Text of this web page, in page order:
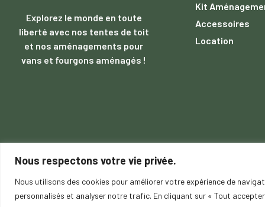
Nous respectons votre vie privée.
Nous utilisons des cookies pour améliorer votre expérience de
personnalisés et analyser notre trafic. En cliquant sur « Tout
Explorez le monde en toute
liberté avec nos tentes de toit
et nos aménagements pour
vans et fourgons aménagés !
Kit
Accessoires
Location
Contactez nous